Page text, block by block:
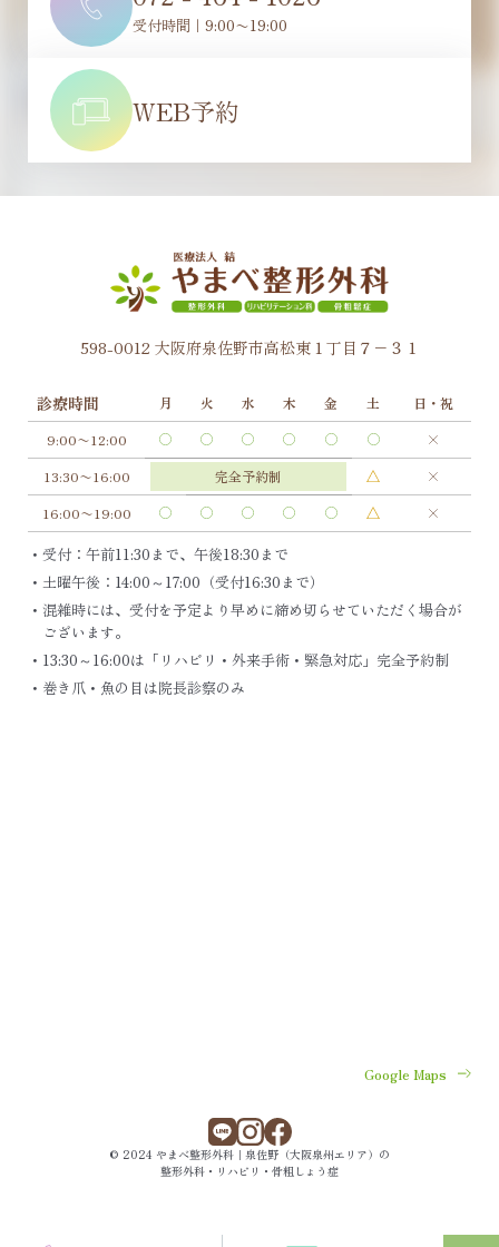
受付時間｜9:00〜19:00
WEB予約
598-0012 大阪府泉佐野市高松東１丁目７−３１
診療時間 月 火 水 木 金 土
日・祝
9:00〜12:00
13:30〜16:00
完全予約制
16:00〜19:00
・受付：午前11:30まで、午後18:30まで
・土曜午後：14:00～17:00（受付16:30まで）
・混雑時には、受付を予定より早めに締め切らせていただく場合が
ございます。
・13:30～16:00は「リハビリ・外来手術・緊急対応」完全予約制
・巻き爪・魚の目は院長診察のみ
Google Maps
© 2024 やまべ整形外科｜泉佐野（大阪泉州エリア）の
整形外科・リハビリ・骨粗しょう症